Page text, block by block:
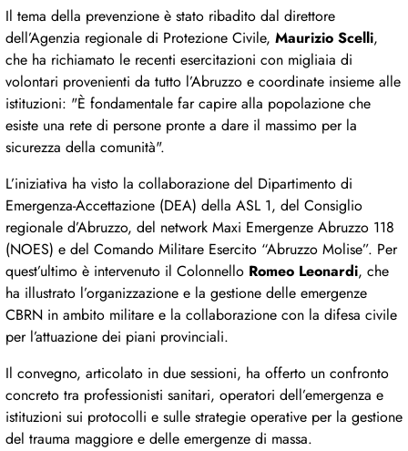
Il tema della prevenzione è stato ribadito dal direttore
dell’Agenzia regionale di Protezione Civile, Maurizio Scelli,
che ha richiamato le recenti esercitazioni con migliaia di
volontari provenienti da tutto l’Abruzzo e coordinate insieme alle
istituzioni: "È fondamentale far capire alla popolazione che
esiste una rete di persone pronte a dare il massimo per la
sicurezza della comunità".
L’iniziativa ha visto la collaborazione del Dipartimento di
Emergenza-Accettazione (DEA) della ASL 1, del Consiglio
regionale d’Abruzzo, del network Maxi Emergenze Abruzzo 118
(NOES) e del Comando Militare Esercito “Abruzzo Molise”. Per
quest’ultimo è intervenuto il Colonnello Romeo Leonardi, che
ha illustrato l’organizzazione e la gestione delle emergenze
CBRN in ambito militare e la collaborazione con la difesa civile
per l’attuazione dei piani provinciali.
Il convegno, articolato in due sessioni, ha offerto un confronto
concreto tra professionisti sanitari, operatori dell’emergenza e
istituzioni sui protocolli e sulle strategie operative per la gestione
del trauma maggiore e delle emergenze di massa.